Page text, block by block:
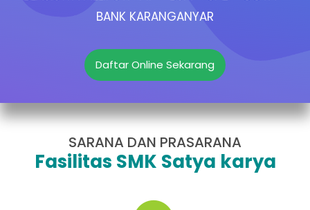
BANK KARANGANYAR
Daftar Online Sekarang
SARANA DAN PRASARANA
Fasilitas SMK Satya karya